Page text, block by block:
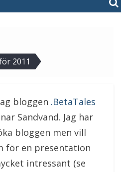
2011
bloggen .BetaTales
Sandvand. Jag har
bloggen men vill
för en presentation
intressant (se